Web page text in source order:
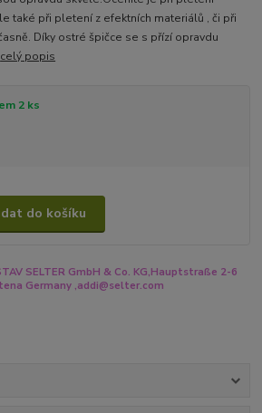
také při pletení z efektních materiálů , či při
Díky ostré špičce se s přízí opravdu
celý popis
2 ks
do košíku
SELTER GmbH & Co. KG,Hauptstraße 2-6
Germany ,addi@selter.com